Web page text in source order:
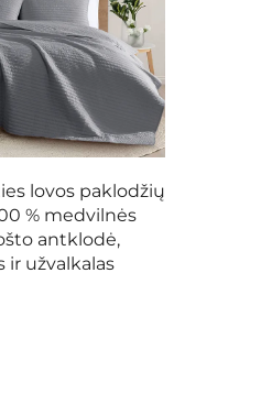
kokybės
individualūs
lovos paklodžių
% medvilnės
antklodė,
ir užvalkalas